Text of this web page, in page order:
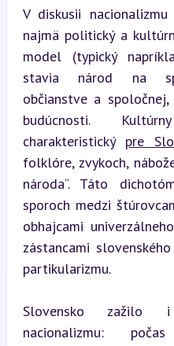
V diskusii
najmä politický a
model (typický
stavia národ na
občianstve a
budúcnosti.
charakteristický pre
folklóre, zvykoch,
národa“. Táto
sporoch medzi
obhajcami
zástancami
partikularizmu.
Slovensko zažilo i
nacionalizmu: